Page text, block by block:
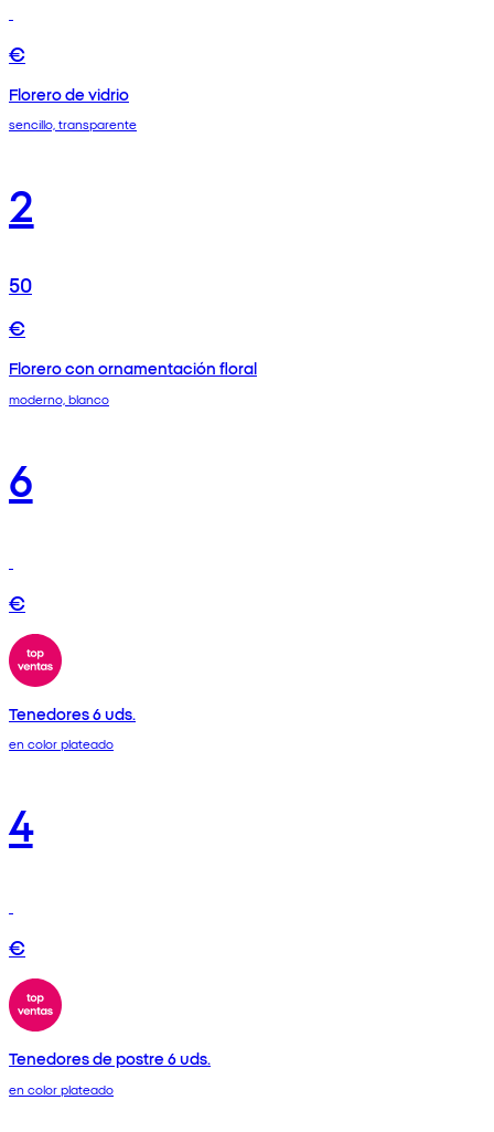
€
Florero de vidrio
sencillo, transparente
2
50
€
Florero con ornamentación floral
moderno, blanco
6
€
Tenedores 6 uds.
en color plateado
4
€
Tenedores de postre 6 uds.
en color plateado